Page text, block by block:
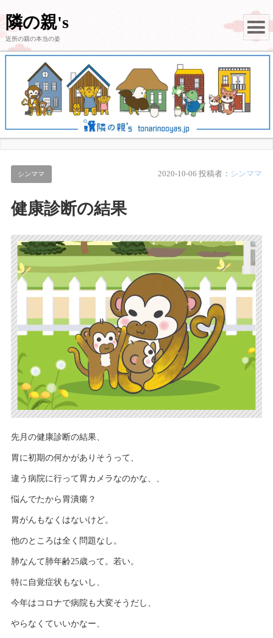
隣の親's
近所の親の本当の姿
シンママ 2020-10-06 投稿者： シンママ
健康診断の結果
先月の健康診断の結果、
胃に初期の何かがありそうって、
違う病院に行って胃カメラなのかな、、
悩んでたから胃潰瘍？
胃がんもなくはないけど。
他のところは全く問題なし。
肺なんて肺年齢25歳って。若い。
特に自覚症状もないし、
今年はコロナで病院も大変そうだし、
やらなくていいかなー、